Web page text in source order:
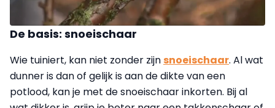
De basis: snoeischaar
Wie tuiniert, kan niet zonder zijn snoeischaar. Al wat
dunner is dan of gelijk is aan de dikte van een
potlood, kan je met de snoeischaar inkorten. Bij al